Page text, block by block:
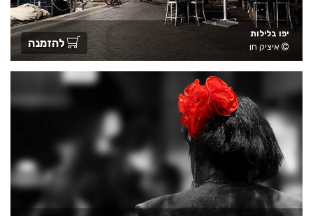
יפו בלילות
איציק חן
להזמנה